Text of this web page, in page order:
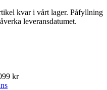
kvar i vårt lager. Påfyllning
leveransdatumet.
kr